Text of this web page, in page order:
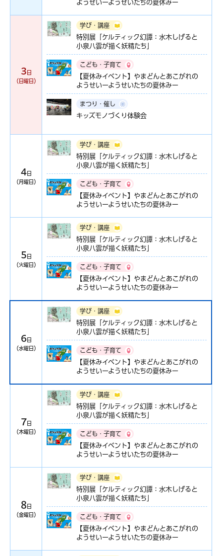
ようせいーようせいたちの夏休みー
3 日
（日曜日）
学び・講座
特別展「ケルティック幻譚：水木しげると
小泉八雲が描く妖精たち」
こども・子育て
【夏休みイベント】やまどんとあこがれの
ようせいーようせいたちの夏休みー
まつり・催し
キッズモノづくり体験会
4日
（月曜日）
学び・講座
特別展「ケルティック幻譚：水木しげると
小泉八雲が描く妖精たち」
こども・子育て
【夏休みイベント】やまどんとあこがれの
ようせいーようせいたちの夏休みー
5 日
（火曜日）
学び・講座
特別展「ケルティック幻譚：水木しげると
小泉八雲が描く妖精たち」
こども・子育て
【夏休みイベント】やまどんとあこがれの
ようせいーようせいたちの夏休みー
6日
（水曜日）
学び・講座
特別展「ケルティック幻譚：水木しげると
小泉八雲が描く妖精たち」
こども・子育て
【夏休みイベント】やまどんとあこがれの
ようせいーようせいたちの夏休みー
7 日
（木曜日）
学び・講座
特別展「ケルティック幻譚：水木しげると
小泉八雲が描く妖精たち」
こども・子育て
【夏休みイベント】やまどんとあこがれの
ようせいーようせいたちの夏休みー
8 日
（金曜日）
学び・講座
特別展「ケルティック幻譚：水木しげると
小泉八雲が描く妖精たち」
こども・子育て
【夏休みイベント】やまどんとあこがれの
ようせいーようせいたちの夏休みー